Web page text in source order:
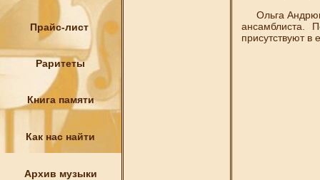
Прайс-лист
Раритеты
Книга памяти
Как нас найти
Архив музыки
Ольга
ансамблиста.
присутствуют